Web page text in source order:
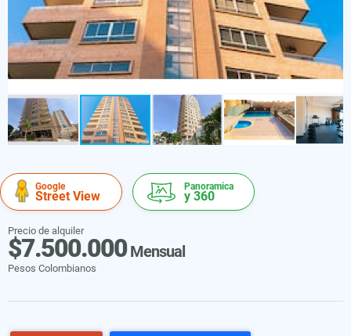
Google
Street View
Panoramica
y 360
Precio de alquiler
$7.500.000Mensual
Pesos Colombianos